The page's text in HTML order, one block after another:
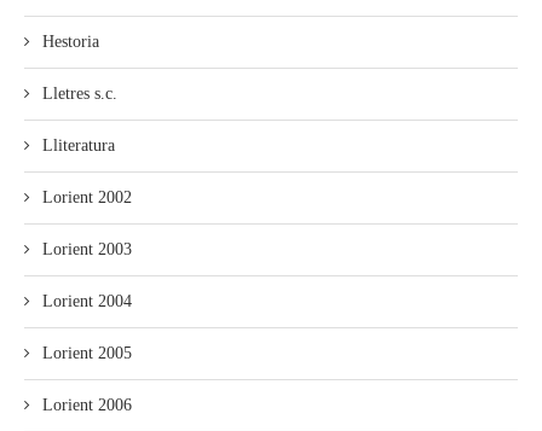
Hestoria
Lletres s.c.
Lliteratura
Lorient 2002
Lorient 2003
Lorient 2004
Lorient 2005
Lorient 2006